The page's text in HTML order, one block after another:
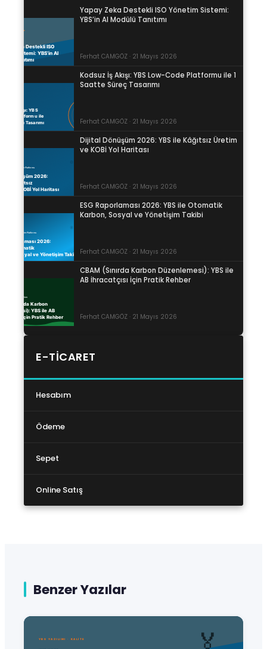
Yapay Zeka Destekli ISO Yönetim Sistemi:
YBS’in AI Modülü Tanıtımı
Ferhat CAMGÖZ · 21 Mayıs 2026
Kodsuz İş Akışı: YBS Low-Code Platformu ile 1
Saatte Süreç Tasarımı
Ferhat CAMGÖZ · 21 Mayıs 2026
Dijital Dönüşüm 2026: YBS ile Kâğıtsız Üretim
ve KOBİ Yol Haritası
Ferhat CAMGÖZ · 21 Mayıs 2026
ESG Raporlaması 2026: YBS ile Otomatik
Karbon, Sosyal ve Yönetişim Takibi
Ferhat CAMGÖZ · 21 Mayıs 2026
CBAM (Sınırda Karbon Düzenlemesi): YBS ile
AB İhracatçısı İçin Pratik Rehber
Ferhat CAMGÖZ · 21 Mayıs 2026
E-TICARET
Hesabım
Ödeme
Sepet
Online Satış
Benzer Yazılar